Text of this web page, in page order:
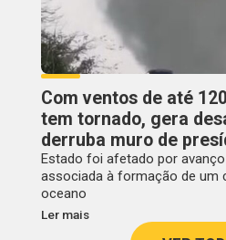
Com ventos de até
tem tornado, gera
derruba muro de
Estado foi afetado por
associada à formação de um
oceano
Ler mais